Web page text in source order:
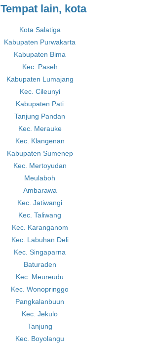
Tempat lain, kota
Kota Salatiga
Kabupaten Purwakarta
Kabupaten Bima
Kec. Paseh
Kabupaten Lumajang
Kec. Cileunyi
Kabupaten Pati
Tanjung Pandan
Kec. Merauke
Kec. Klangenan
Kabupaten Sumenep
Kec. Mertoyudan
Meulaboh
Ambarawa
Kec. Jatiwangi
Kec. Taliwang
Kec. Karanganom
Kec. Labuhan Deli
Kec. Singaparna
Baturaden
Kec. Meureudu
Kec. Wonopringgo
Pangkalanbuun
Kec. Jekulo
Tanjung
Kec. Boyolangu